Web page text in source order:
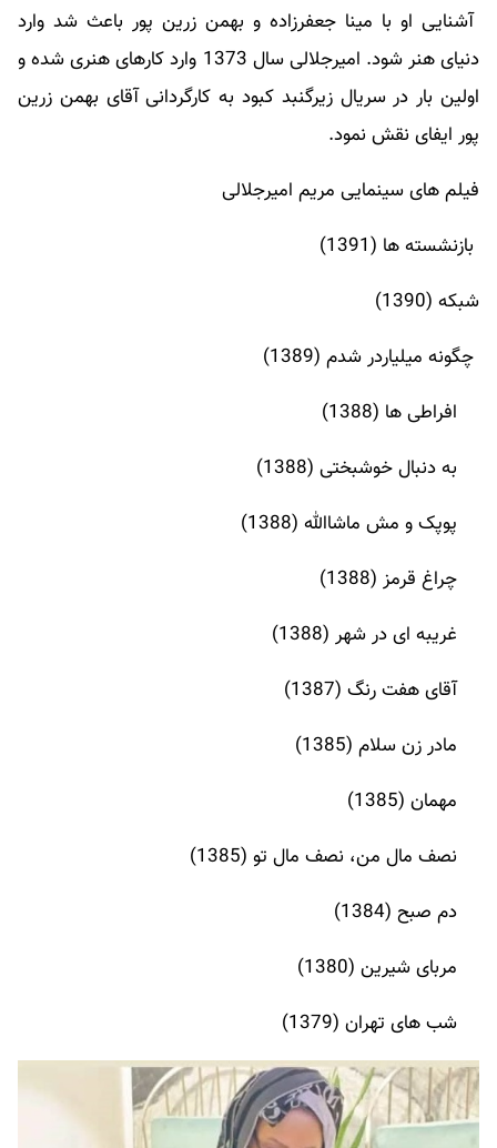
آشنایی او با مینا جعفرزاده و بهمن زرین پور باعث شد وارد
دنیای هنر شود. امیرجلالی سال 1373 وارد کارهای هنری شده و
اولین بار در سریال زیرگنبد کبود به کارگردانی آقای بهمن زرین
پور ایفای نقش نمود.
فیلم های سینمایی مریم امیرجلالی
بازنشسته ها (1391)
شبکه (1390)
چگونه میلیاردر شدم (1389)
افراطی ها (1388)
به دنبال خوشبختی (1388)
پوپک و مش ماشاالله (1388)
چراغ قرمز (1388)
غریبه ای در شهر (1388)
آقای هفت رنگ (1387)
مادر زن سلام (1385)
مهمان (1385)
نصف مال من، نصف مال تو (1385)
دم صبح (1384)
مربای شیرین (1380)
شب های تهران (1379)